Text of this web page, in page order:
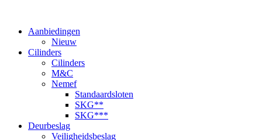
Aanbiedingen
Nieuw
Cilinders
Cilinders
M&C
Nemef
Standaardsloten
SKG**
SKG***
Deurbeslag
Veiligheidsbeslag